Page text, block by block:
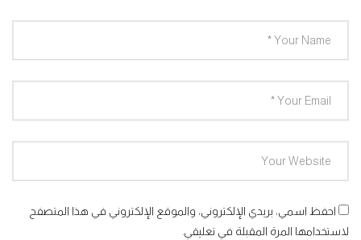
احفظ اسمي، بريدي الإلكتروني، والموقع الإلكتروني في هذا المتصفح
لاستخدامها المرة المقبلة في تعليقي.